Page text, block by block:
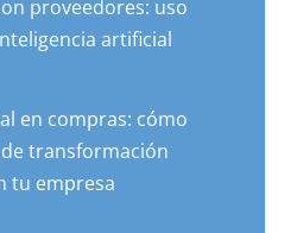
en compras: cómo
tu empresa
¿Qué es? –